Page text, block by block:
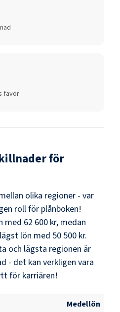
favör
för
olika regioner - var
roll för plånboken!
med 62 600 kr, medan
lön med 50 500 kr.
och lägsta regionen är
- det kan verkligen vara
för karriären!
Medellön